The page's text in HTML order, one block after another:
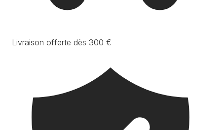
Livraison offerte dès 300 €